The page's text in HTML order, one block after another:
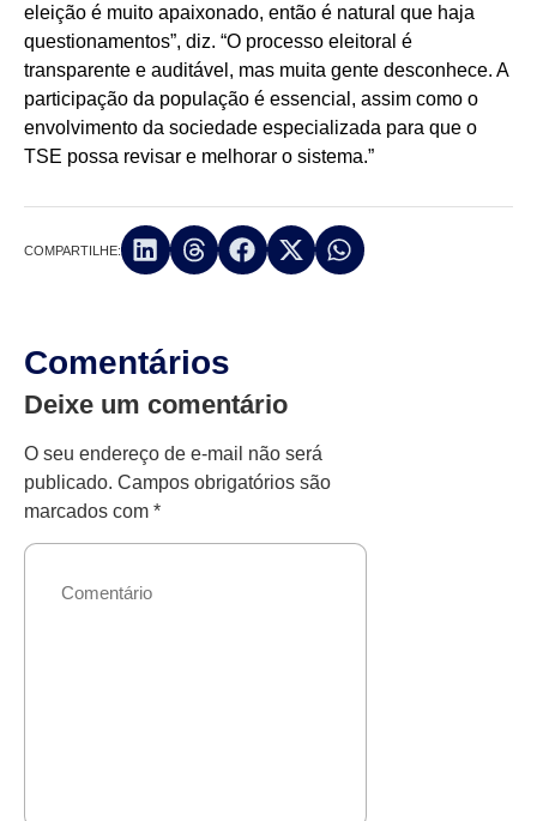
eleição é muito apaixonado, então é natural que haja
questionamentos”, diz. “O processo eleitoral é
transparente e auditável, mas muita gente desconhece. A
participação da população é essencial, assim como o
envolvimento da sociedade especializada para que o
TSE possa revisar e melhorar o sistema.”
COMPARTILHE:
Comentários
Deixe um comentário
O seu endereço de e-mail não será
publicado. Campos obrigatórios são
marcados com *